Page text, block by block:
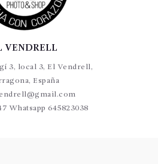
VENDRELL
3, local 3, El Vendrell,
España
Whatsapp 645823038